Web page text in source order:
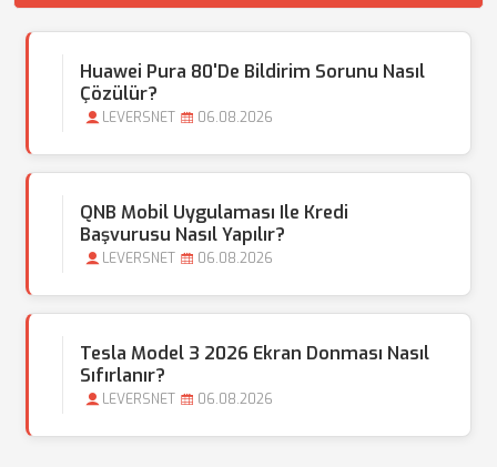
Huawei Pura 80'de Bildirim Sorunu Nasıl
Çözülür?
LEVERSNET 06.08.2026
QNB Mobil Uygulaması Ile Kredi
Başvurusu Nasıl Yapılır?
LEVERSNET 06.08.2026
Tesla Model 3 2026 Ekran Donması Nasıl
Sıfırlanır?
LEVERSNET 06.08.2026